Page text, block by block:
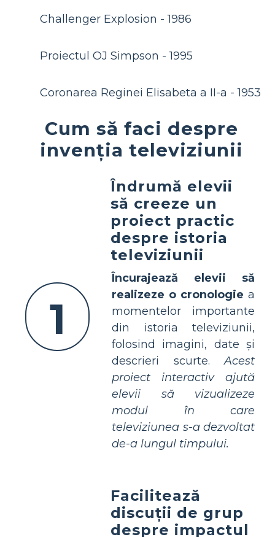
Challenger Explosion - 1986
Proiectul OJ Simpson - 1995
Coronarea Reginei Elisabeta a II-a - 1953
Cum să faci despre
invenția televiziunii
1
Îndrumă elevii
să creeze un
proiect practic
despre istoria
televiziunii
Încurajează elevii să
realizeze o cronologie a
momentelor importante
din istoria televiziunii,
folosind imagini, date și
descrieri scurte.Acest
proiect interactiv ajută
elevii să vizualizeze
modul în care
televiziunea s-a dezvoltat
de-a lungul timpului.
Facilitează
discuții de grup
despre impactul